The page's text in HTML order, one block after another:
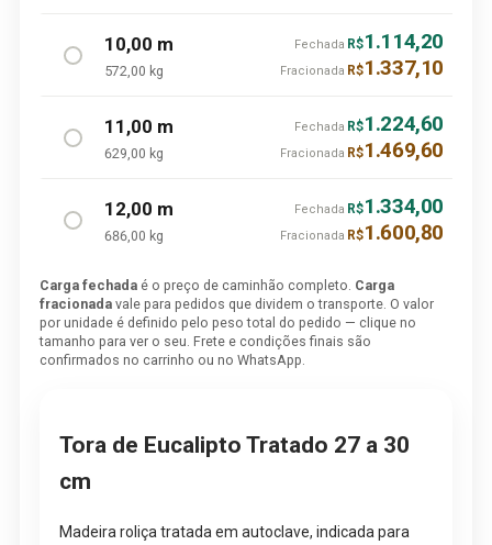
10,00 m
572,00 kg
Fechada R$1.114,20
Fracionada R$1.337,10
11,00 m
629,00 kg
Fechada R$1.224,60
Fracionada R$1.469,60
12,00 m
686,00 kg
Fechada R$1.334,00
Fracionada R$1.600,80
Carga fechada é o preço de caminhão completo. Carga
fracionada vale para pedidos que dividem o transporte. O valor
por unidade é definido pelo peso total do pedido — clique no
tamanho para ver o seu. Frete e condições finais são
confirmados no carrinho ou no WhatsApp.
Tora de Eucalipto Tratado 27 a 30
cm
Madeira roliça tratada em autoclave, indicada para